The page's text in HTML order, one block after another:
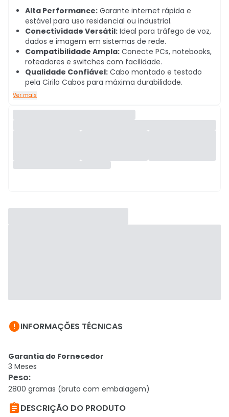
Alta Performance: Garante internet rápida e
estável para uso residencial ou industrial.
Conectividade Versátil: Ideal para tráfego de voz,
dados e imagem em sistemas de rede.
Compatibilidade Ampla: Conecte PCs, notebooks,
roteadores e switches com facilidade.
Qualidade Confiável: Cabo montado e testado
pela Cirilo Cabos para máxima durabilidade.
Ver mais
INFORMAÇÕES TÉCNICAS
Garantia do Fornecedor
3 Meses
Peso:
2800 gramas (bruto com embalagem)
DESCRIÇÃO DO PRODUTO